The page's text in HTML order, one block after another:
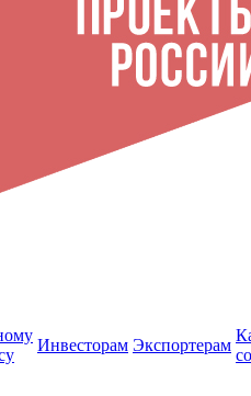
Инвесторам Экспортерам